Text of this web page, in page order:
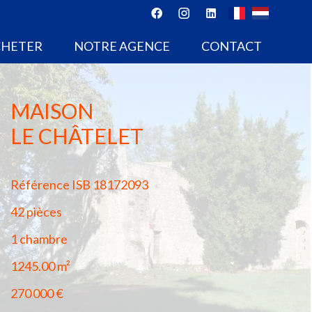
NOTRE AGENCE CONTACT
MAISON
LE CHÂTELET
Référence ISB 18172093
42 pièces
1 chambre
1245.00m²
270 000 €